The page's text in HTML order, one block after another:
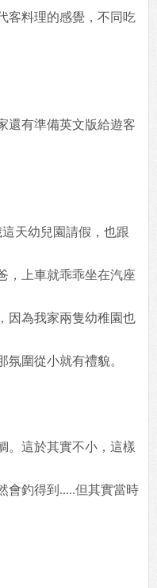
客料理的感覺，不同吃
還有準備英文版給遊客
天幼兒園請假，也跟
，上車就乖乖坐在汽座
因為我家兩隻幼稚園也
圍從小就有禮貌。
。這於其實不小，這樣
會釣得到.....但其實當時